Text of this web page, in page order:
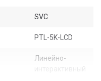
SVC
PTL-5K-LCD
Линейно-